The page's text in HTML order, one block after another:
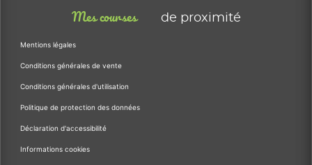
Mes courses de proximité
Mentions légales
Conditions générales de vente
Conditions générales d'utilisation
Politique de protection des données
Déclaration d'accessibilité
Informations cookies